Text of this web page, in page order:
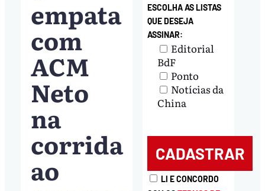
empata
com
ACM
Neto
na
corrida
ao
ESCOLHA AS LISTAS
QUE DESEJA
ASSINAR:
Editorial
BdF
Ponto
Notícias da
China
LI E CONCORDO